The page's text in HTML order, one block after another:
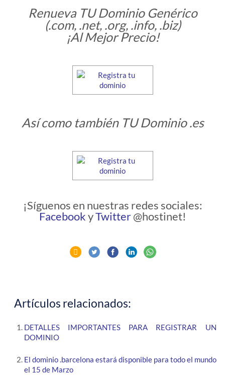
Renueva TU Dominio Genérico
(.com, .net, .org, .info, .biz)
¡Al Mejor Precio!
Así como también TU Dominio .es
¡Síguenos en nuestras redes sociales:
FacebookyTwitter@hostinet!
Artículos relacionados:
DETALLES IMPORTANTES PARA REGISTRAR UN
DOMINIO
El dominio .barcelona estará disponible para todo el mundo
el 15 de Marzo